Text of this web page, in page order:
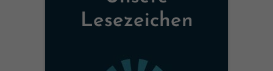
Lesezeichen